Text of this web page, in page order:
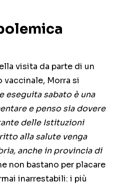
visita da parte di un
Morra si
eseguita sabato è una
e penso sia dovere
delle Istituzioni
alla salute venga
anche in provincia di
non bastano per placare
inarrestabili: i più